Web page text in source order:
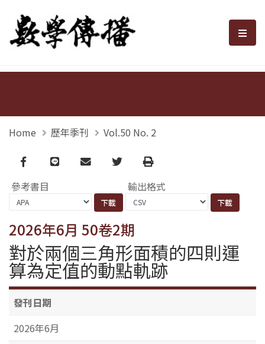
數學傳播 選
Home 歷年季刊 Vol.50 No. 2
Facebook
line email TwitterPrint
參考書目 輸出格式
2026年6月 50卷2期
對於兩個三角形面積的四則運
算為定值的動點軌跡
發刊日期
2026年6月